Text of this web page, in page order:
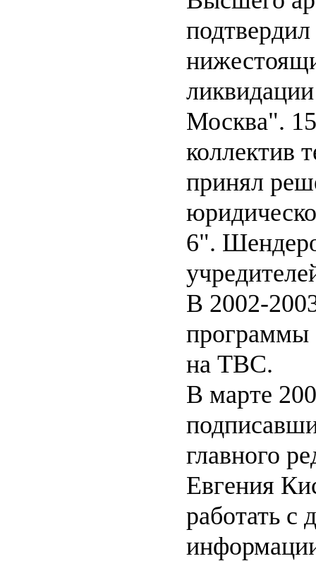
Москва".
коллектив
принял
6".
В 2002-
программы
на ТВС.
В марте
главного
Евгения
работать